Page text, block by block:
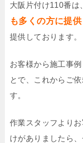
大阪片付け110番は、
も多くの方に提供
提供しております。
お客様から施工事
とで、これからご
す。
作業スタッフより
けがありましたら